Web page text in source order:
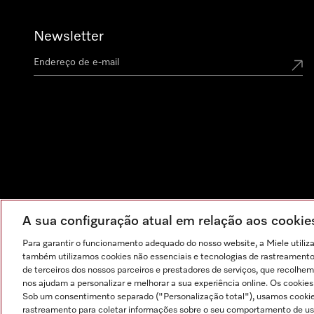
Newsletter
A sua configuração atual em relação aos
Para garantir o funcionamento adequado do nosso website, a Miele
também utilizamos cookies não essenciais e tecnologias de
de terceiros dos nossos parceiros e prestadores de serviços, que
nos ajudam a personalizar e melhorar a sua experiência online. Os
Sob um consentimento separado ("Personalização total"), usamos
rastreamento para coletar informações sobre o seu comportamento de